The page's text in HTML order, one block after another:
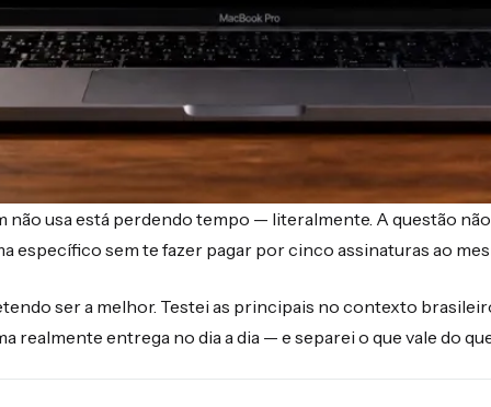
usa está perdendo tempo — literalmente. A questão não
específico sem te fazer pagar por cinco assinaturas ao
ser a melhor. Testei as principais no contexto
realmente entrega no dia a dia — e separei o que vale do